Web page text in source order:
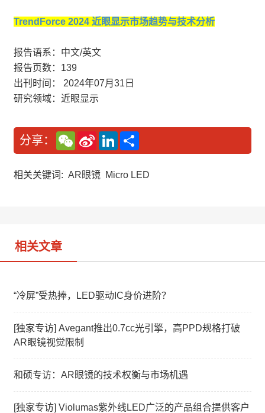
TrendForce 2024 近眼显示市场趋势与技术分析
报告语系：中文/英文
报告页数：139
出刊时间： 2024年07月31日
研究领域：近眼显示
分享：
W
e
C
a
S
n
W
L
n
e
相关关键词: AR眼镜 Micro LED
相关文章
“冷屏”受热捧，LED驱动IC身价进阶？
[独家专访] Avegant推出0.7cc光引擎，高PPD规格打破
AR眼镜视觉限制
和硕专访：AR眼镜的技术权衡与市场机遇
[独家专访] Violumas紫外线LED广泛的产品组合提供客户